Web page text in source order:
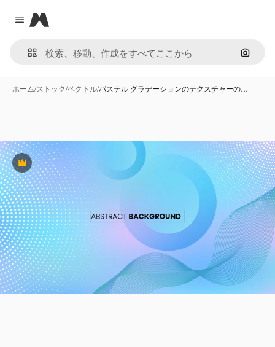
Close menu
Magnific
画像で
ホーム/ストック/ベクトル/パステル グラデーションのテクスチャーの…
Premium